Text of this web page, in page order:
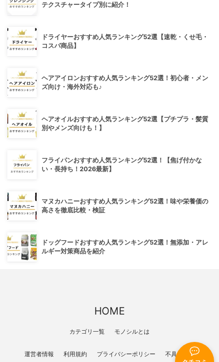
テクスチャータイプ別に紹介！
ドライヤーおすすめ人気ランキング52選【速乾・くせ毛・
コスパ商品】
ヘアアイロンおすすめ人気ランキング52選！初心者・メン
ズ向け・海外対応も♪
ヘアオイルおすすめ人気ランキング52選【プチプラ・髪質
別やメンズ向けも！】
フライパンおすすめ人気ランキング52選！【焦げ付かな
い・長持ち！2026最新】
マヌカハニーおすすめ人気ランキング52選！味や栄養価の
高さを徹底比較・検証
ドッグフードおすすめ人気ランキング52選！無添加・アレ
ルギー対策商品を紹介
HOME
カテゴリ一覧 モノシルとは
運営者情報 利用規約 プライバシーポリシー 不具合報告